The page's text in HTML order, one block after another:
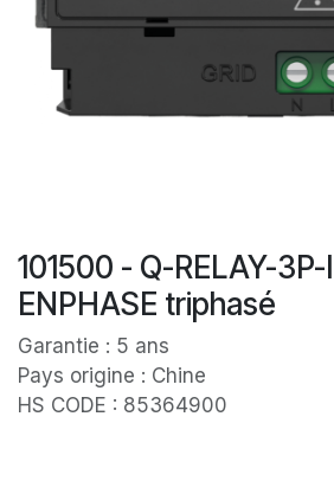
101500 - Q-RELAY-
ENPHASE triphasé
Garantie : 5 ans
Pays origine : Chine
HS CODE : 85364900